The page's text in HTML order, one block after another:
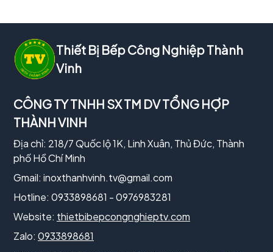
Thiết Bị Bếp Công Nghiệp Thành
Vinh
CÔNG TY TNHH SX TM DV TỔNG HỢP
THÀNH VINH
Địa chỉ: 218/7 Quốc lộ 1K, Linh Xuân, Thủ Đức, Thành
phố Hồ Chí Minh
Gmail: inoxthanhvinh.tv@gmail.com
Hotline: 0933898681 - 0976983281
Website: thietbibepcongnghieptv.com
Zalo: 0933898681